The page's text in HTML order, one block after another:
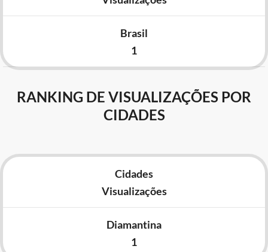
Brasil
1
RANKING DE VISUALIZAÇÕES POR
CIDADES
Cidades
Visualizações
Diamantina
1